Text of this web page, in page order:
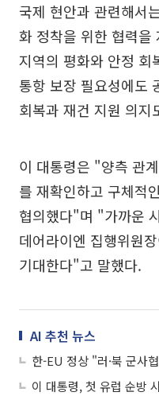
국제 현안과 관련해서
화 정착을 위한 협력을
지역의 평화와 안정 회
통항 보장 필요성에도
회복과 재건 지원 의지
이 대통령은 "양측 관
를 재확인하고 구체적
협의했다"며 "가까운
데어라이엔 집행위원
기대한다"고 말했다.
AI 추천 뉴스